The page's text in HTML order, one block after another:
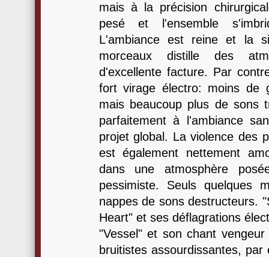
mais à la précision
pesé et l'ensemble
L'ambiance est reine et la
morceaux distille des
d'excellente facture. Par
fort virage électro: moins de
mais beaucoup plus de sons
parfaitement à l'ambiance
projet global. La violence des
est également nettement
dans une atmosphère
pessimiste. Seuls quelques
nappes de sons destructeurs.
Heart" et ses déflagrations
"Vessel" et son chant
bruitistes assourdissantes,